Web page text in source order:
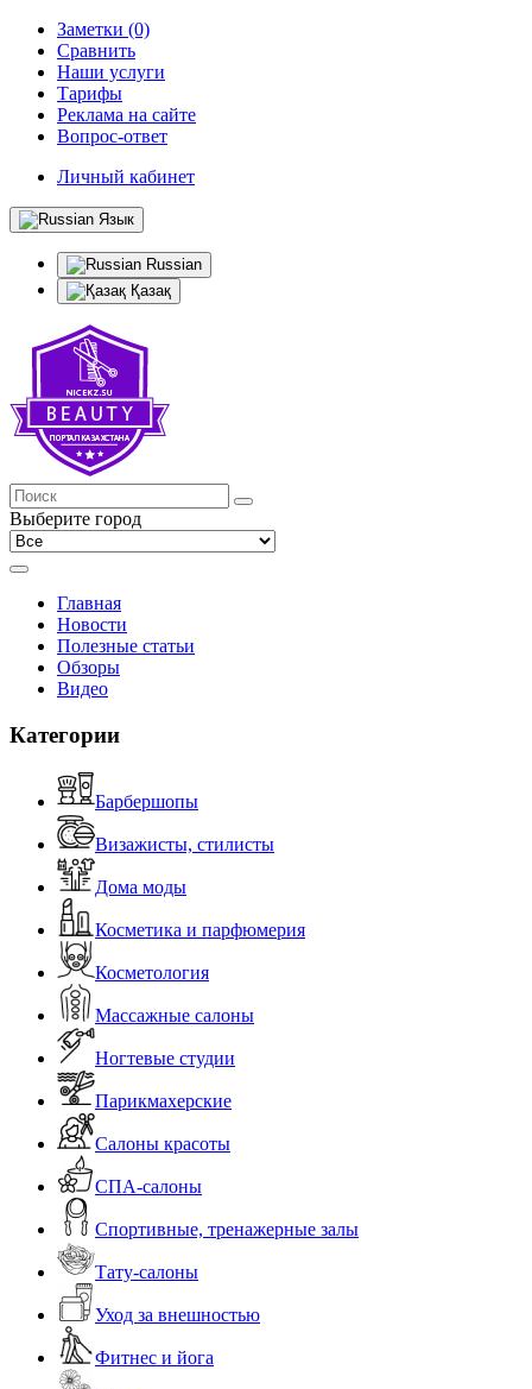
Заметки (0)
Сравнить
Наши услуги
Тарифы
Реклама на сайте
Вопрос-ответ
Личный кабинет
Язык
Russian
Қазақ
Выберите город
Главная
Новости
Полезные статьи
Обзоры
Видео
Категории
Барбершопы
Визажисты, стилисты
Дома моды
Косметика и парфюмерия
Косметология
Массажные салоны
Ногтевые студии
Парикмахерские
Салоны красоты
СПА-салоны
Спортивные, тренажерные залы
Тату-салоны
Уход за внешностью
Фитнес и йога